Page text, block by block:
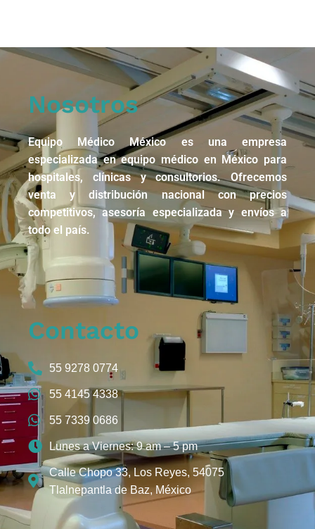
Nosotros
Equipo Médico México es una empresa
especializada en equipo médico en México para
hospitales, clínicas y consultorios. Ofrecemos
venta y distribución nacional con precios
competitivos, asesoría especializada y envíos a
todo el país.
Contacto
55 9278 0774
55 4145 4338
55 7339 0686
Lunes a Viernes: 9 am – 5 pm
Calle Chopo 33, Los Reyes, 54075
Tlalnepantla de Baz, México